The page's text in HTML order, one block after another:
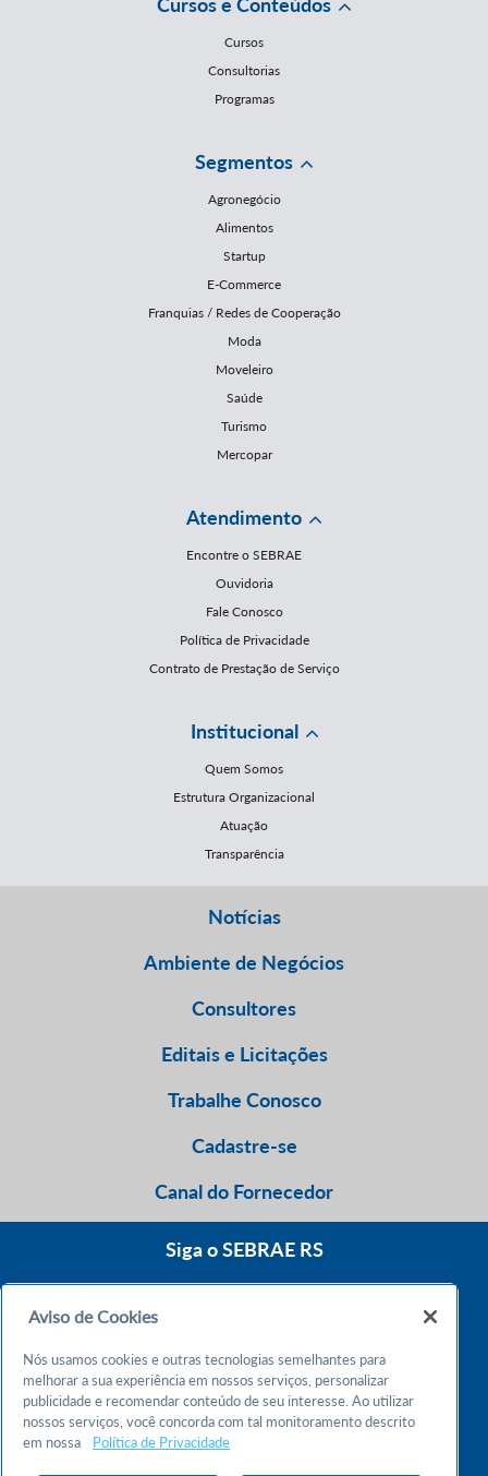
Cursos
Consultorias
Programas
Segmentos
Agronegócio
Alimentos
Startup
E-Commerce
Franquias / Redes de Cooperação
Moda
Moveleiro
Saúde
Turismo
Mercopar
Atendimento
Encontre o SEBRAE
Ouvidoria
Fale Conosco
Política de Privacidade
Contrato de Prestação de Serviço
Institucional
Quem Somos
Estrutura Organizacional
Atuação
Transparência
Notícias
Ambiente de Negócios
Consultores
Editais e Licitações
Trabalhe Conosco
Cadastre-se
Canal do Fornecedor
Siga o SEBRAE RS
Atendimento 24h
Chame no WhatsApp
Aviso de Cookies
Nós usamos cookies e outras tecnologias semelhantes para
melhorar a sua experiência em nossos serviços, personalizar
publicidade e recomendar conteúdo de seu interesse. Ao utilizar
nossos serviços, você concorda com tal monitoramento descrito
em nossa
Política de Privacidade